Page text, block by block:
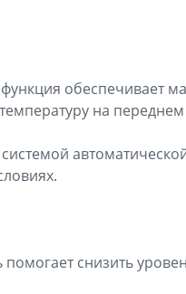
обеспечивает
на переднем
снизить